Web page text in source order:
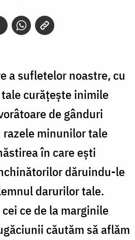
a sufletelor noastre, cu
curăţeşte inimile
de gânduri
minunilor tale
în care eşti
dăruindu-le
darurilor tale.
ce de la marginile
căutăm să aflăm